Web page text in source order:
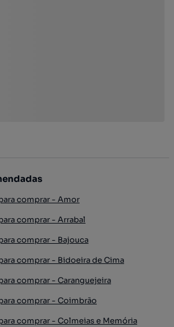
comprar - Amor
comprar - Arrabal
comprar - Bajouca
comprar - Bidoeira de Cima
comprar - Caranguejeira
comprar - Coimbrão
comprar - Colmeias e Memória